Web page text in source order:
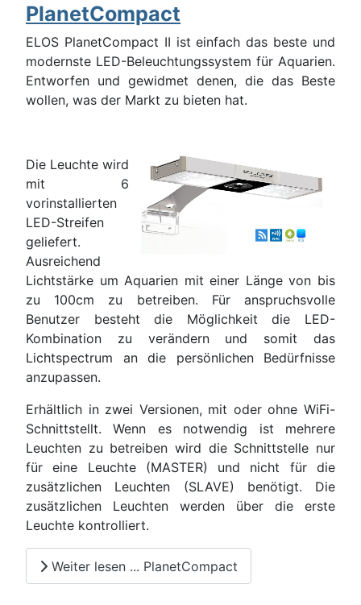
PlanetCompact
ELOS PlanetCompact II ist einfach das beste und
modernste LED-Beleuchtungssystem für Aquarien.
Entworfen und gewidmet denen, die das Beste
wollen, was der Markt zu bieten hat.
Die Leuchte wird
mit 6
vorinstallierten
LED-Streifen
geliefert.
Ausreichend
Lichtstärke um Aquarien mit einer Länge von bis
zu 100cm zu betreiben. Für anspruchsvolle
Benutzer besteht die Möglichkeit die LED-
Kombination zu verändern und somit das
Lichtspectrum an die persönlichen Bedürfnisse
anzupassen.
Erhältlich in zwei Versionen, mit oder ohne WiFi-
Schnittstellt. Wenn es notwendig ist mehrere
Leuchten zu betreiben wird die Schnittstelle nur
für eine Leuchte (MASTER) und nicht für die
zusätzlichen Leuchten (SLAVE) benötigt. Die
zusätzlichen Leuchten werden über die erste
Leuchte kontrolliert.
Weiter lesen ... PlanetCompact